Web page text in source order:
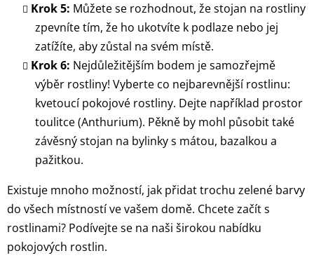
Krok 5: Můžete se rozhodnout, že stojan na rostliny
zpevníte tím, že ho ukotvíte k podlaze nebo jej
zatížíte, aby zůstal na svém místě.
Krok 6: Nejdůležitějším bodem je samozřejmě
výběr rostliny! Vyberte co nejbarevnější rostlinu:
kvetoucí pokojové rostliny. Dejte například prostor
toulitce (Anthurium). Pěkně by mohl působit také
závěsný stojan na bylinky s mátou, bazalkou a
pažitkou.
Existuje mnoho možností, jak přidat trochu zelené barvy
do všech místností ve vašem domě. Chcete začít s
rostlinami? Podívejte se na naši širokou nabídku
pokojových rostlin.